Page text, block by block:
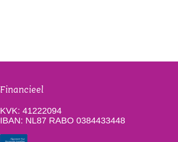
Financieel
KVK: 41222094
IBAN: NL87 RABO 0384433448